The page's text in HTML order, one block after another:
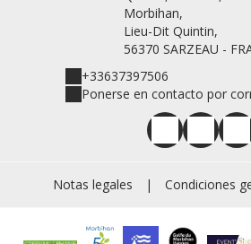
Morbihan,
Lieu-Dit Quintin,
56370 SARZEAU -
+33637397506
Ponerse en contacto por
Notas legales | Condiciones